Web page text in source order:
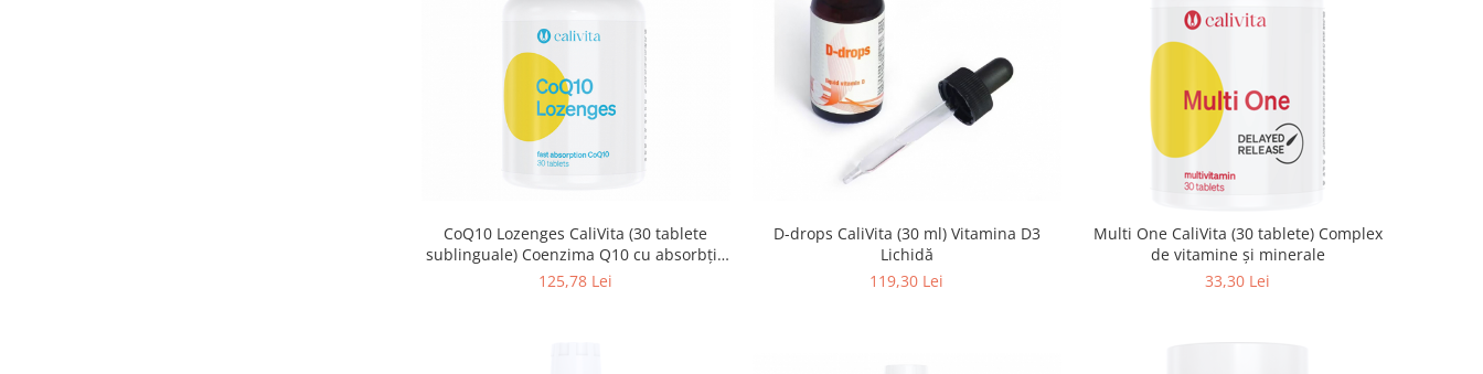
CoQ10 Lozenges CaliVita (30 tablete
sublinguale) Coenzima Q10 cu absorbţie
rapidă
125,78 Lei
D-drops CaliVita (30 ml) Vitamina D3
Lichidă
119,30 Lei
Multi One CaliVita (30 tablete) Complex
de vitamine și minerale
33,30 Lei